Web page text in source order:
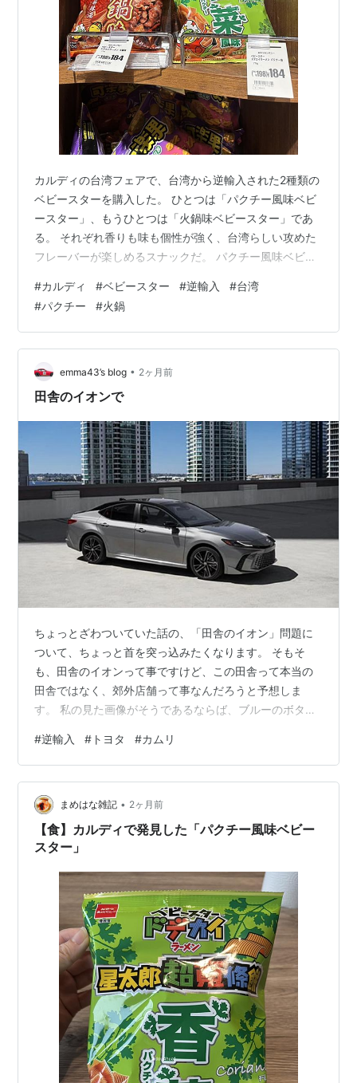
カルディの台湾フェアで、台湾から逆輸入された2種類の
ベビースターを購入した。 ひとつは「パクチー風味ベビ
ースター」、もうひとつは「火鍋味ベビースター」であ
る。 それぞれ香りも味も個性が強く、台湾らしい攻めた
フレーバーが楽しめるスナックだ。 パクチー風味ベビー
ベビースター：袋を開けた瞬間から本格的なスパイス香
まとめ：台湾らしい攻めた味を楽しみたい人におすすめ
パクチー風味ベビースター：セロリ由来の爽やかな香り
がクセになる 台湾では最近パクチーブームが起こり、パ
クチードリトスやパクチーミルクティーなど、意外な組
み合わせの商品が次々と登場した。 …
#カルディ #ベビースター #逆輸入 #台湾
#パクチー #火鍋
emma43’s blog • 2ヶ月前
田舎のイオンで
ちょっとざわついていた話の、「田舎のイオン」問題に
ついて、ちょっと首を突っ込みたくなります。 そもそ
も、田舎のイオンって事ですけど、この田舎って本当の
田舎ではなく、郊外店舗って事なんだろうと予想しま
す。 私の見た画像がそうであるならば、ブルーのボタン
ズ感が合っていて悪くなかった。 イオンがどれくらいの
田舎にまで出店しているのか分かりませんが、これを言
っている様な方が、そんなに田舎に居るとも思えないか
らです。 おそらく、郊外店というところなのかと想像し
ます。 まぁ結論から言うと、言っている意味は分かりま
す。 画一的なファッションであって、つまりバ…
#逆輸入 # トヨタ #カムリ
まめはな雑記 • 2ヶ月前
【食】カルディで発見した「パクチー風味ベビー
スター」